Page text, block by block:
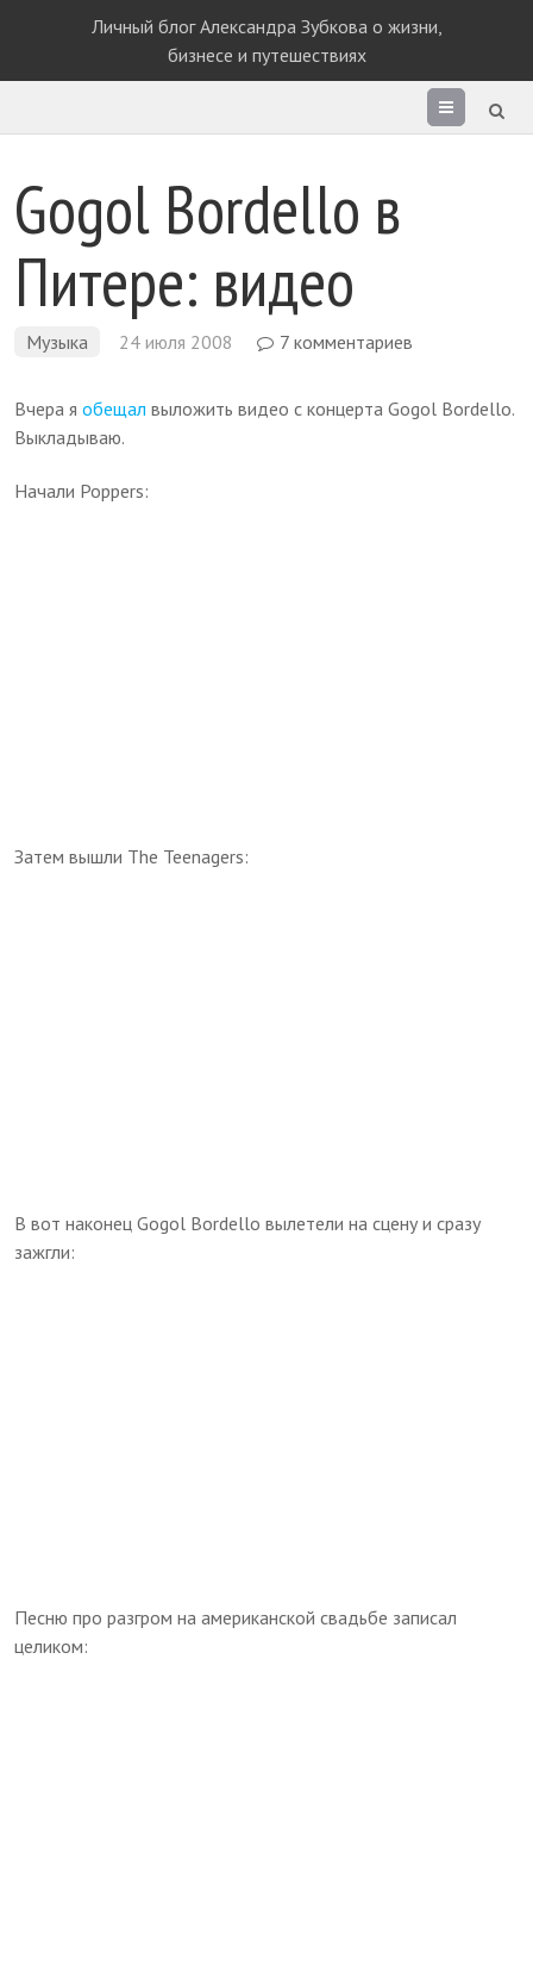
Личный блог Александра Зубкова о жизни,
бизнесе и путешествиях
Gogol Bordello в
Питере: видео
Музыка 24 июля 2008 7 комментариев
Вчера яобещал выложить видео с концерта Gogol Bordello.
Выкладываю.
Начали Poppers:
Затем вышли The Teenagers:
B вот наконец Gogol Bordello вылетели на сцену и сразу
зажгли:
Песню про разгром на американской свадьбе записал
целиком: